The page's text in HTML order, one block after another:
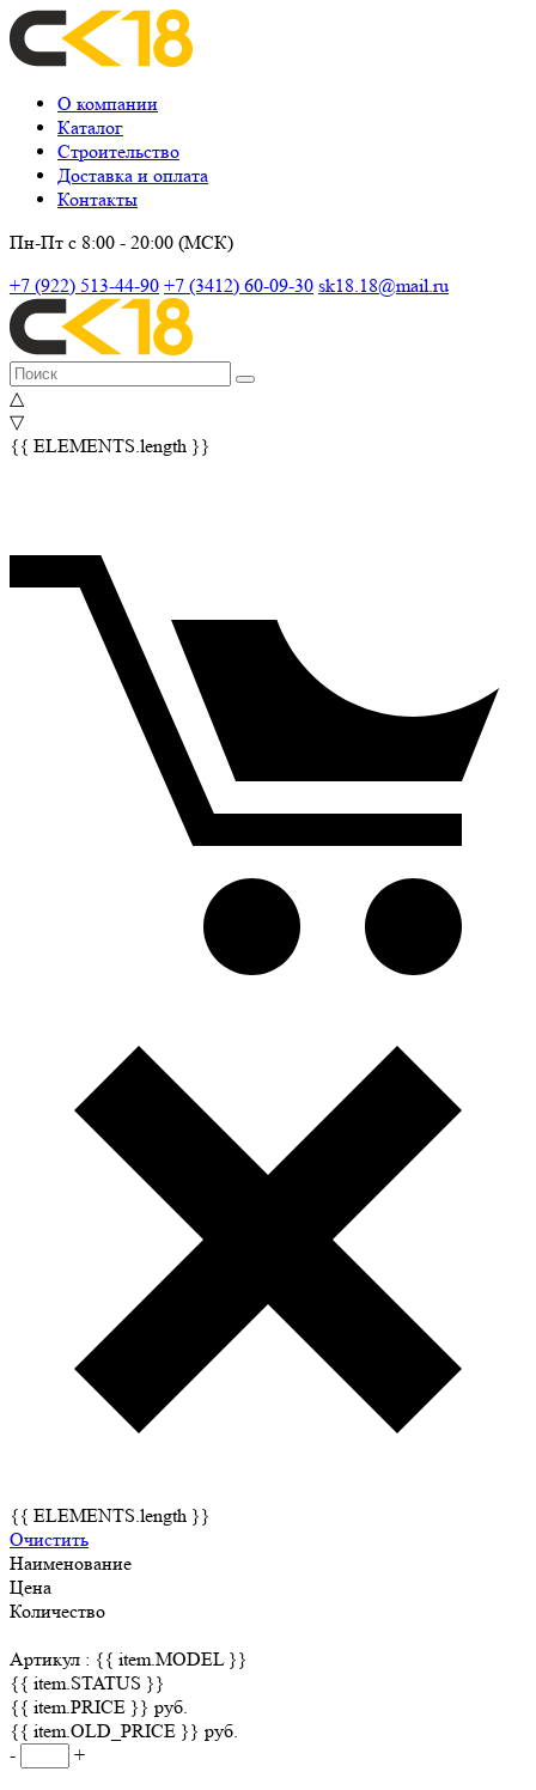
О компании
Каталог
Строительство
Доставка и оплата
Контакты
Пн-Пт с 8:00 - 20:00 (МСК)
+7 (922) 513-44-90 +7 (3412) 60-09-30 sk18.18@mail.ru
△
▽
{{ ELEMENTS.length }}
{{ ELEMENTS.length }}
Очистить
Наименование
Цена
Количество
Артикул : {{ item.MODEL }}
{{ item.STATUS }}
{{ item.PRICE }} руб.
{{ item.OLD_PRICE }} руб.
-
+